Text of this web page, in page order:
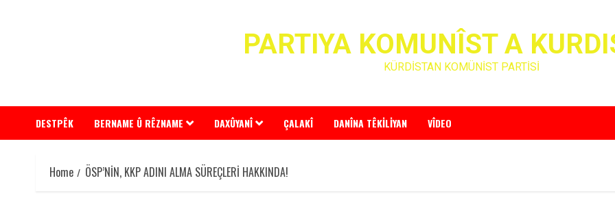
PARTIYA KOMUNÎST A
KÜRDİSTAN KOMÜNİST PARTİSİ
DESTPÊK BERNAME Û RÊZNAME DAXÛYANÎ ÇALAKÎ DANÎNA TÊKILIYAN VÎDEO
Home ÖSP’NİN, KKP ADINI ALMA SÜREÇLERİ HAKKINDA!